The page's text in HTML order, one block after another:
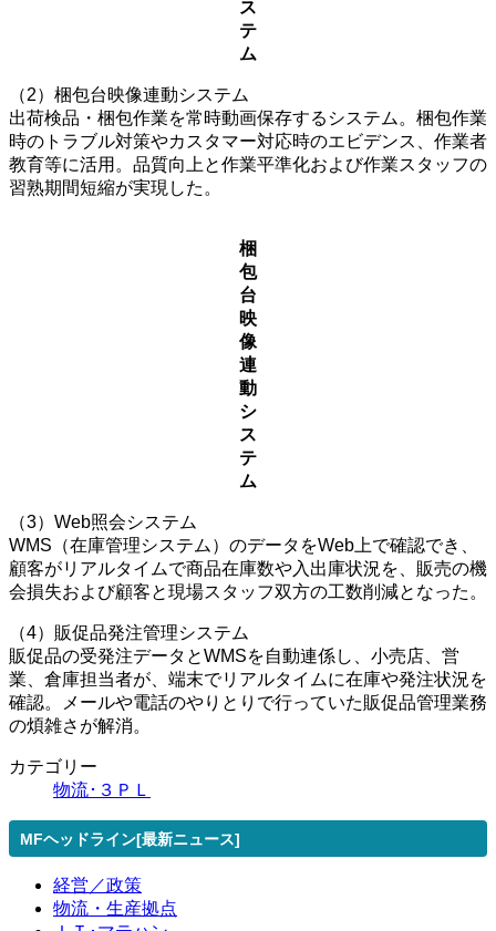
ス
テ
ム
（2）梱包台映像連動システム
出荷検品・梱包作業を常時動画保存するシステム。梱包作業
時のトラブル対策やカスタマー対応時のエビデンス、作業者
教育等に活用。品質向上と作業平準化および作業スタッフの
習熟期間短縮が実現した。
梱
包
台
映
像
連
動
シ
ス
テ
ム
（3）Web照会システム
WMS（在庫管理システム）のデータをWeb上で確認でき、
顧客がリアルタイムで商品在庫数や入出庫状況を、販売の機
会損失および顧客と現場スタッフ双方の工数削減となった。
（4）販促品発注管理システム
販促品の受発注データとWMSを自動連係し、小売店、営
業、倉庫担当者が、端末でリアルタイムに在庫や発注状況を
確認。メールや電話のやりとりで行っていた販促品管理業務
の煩雑さが解消。
カテゴリー
物流･３ＰＬ
MFヘッドライン[最新ニュース]
経営／政策
物流・生産拠点